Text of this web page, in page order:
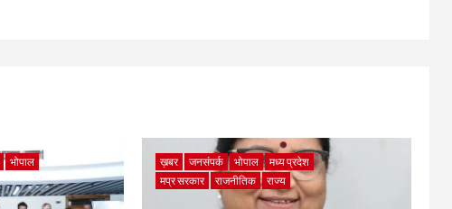
भोपाल
ख़बर जनसंपर्क भोपाल
मध्य प्रदेश
मप्र सरकार
राजनीतिक राज्य